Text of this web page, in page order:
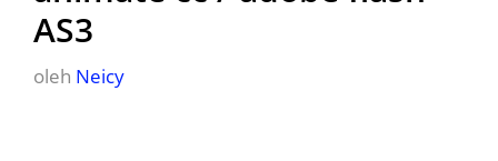
AS3
oleh Neicy